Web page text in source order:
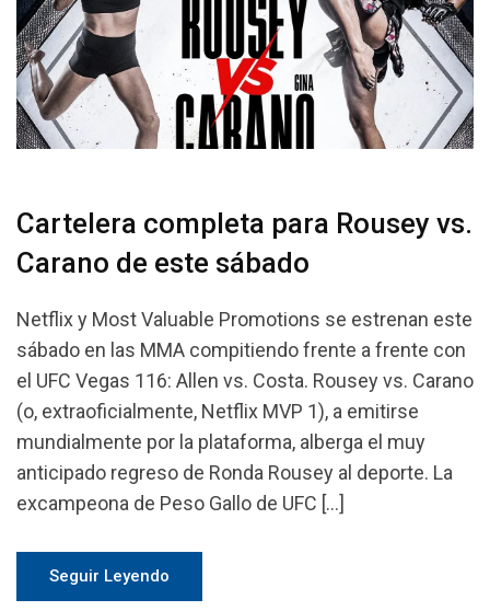
Cartelera completa para Rousey vs.
Carano de este sábado
Netflix y Most Valuable Promotions se estrenan este
sábado en las MMA compitiendo frente a frente con
el UFC Vegas 116: Allen vs. Costa. Rousey vs. Carano
(o, extraoficialmente, Netflix MVP 1), a emitirse
mundialmente por la plataforma, alberga el muy
anticipado regreso de Ronda Rousey al deporte. La
excampeona de Peso Gallo de UFC […]
Seguir Leyendo